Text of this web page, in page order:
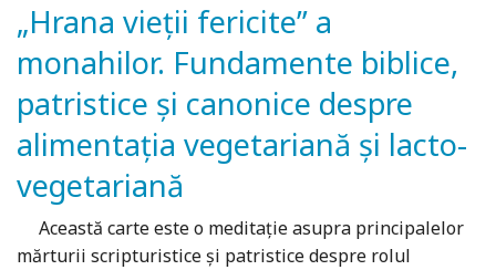
„Hrana vieţii fericite” a
monahilor. Fundamente biblice,
patristice şi canonice despre
alimentaţia vegetariană şi lacto-
vegetariană
Această carte este o meditaţie asupra principalelor
mărturii scripturistice şi patristice despre rolul